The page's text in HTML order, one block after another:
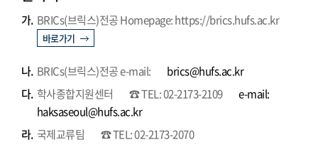
가. BRICs(브릭스)전공 Homepage: https://brics.hufs.ac.kr
바로가기
나. BRICs(브릭스)전공 e-mail:
brics@hufs.ac.kr
다. 학사종합지원센터 ☎ TEL: 02-2173-2109
e-mail:
haksaseoul@hufs.ac.kr
라. 국제교류팀 ☎ TEL: 02-2173-2070